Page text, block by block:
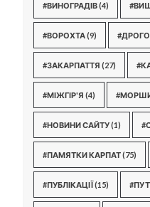
#ВИНОГРАДІВ(4)
#ВОРОХТА(9)
#ЗАКАРПАТТЯ (27)
#МІЖГІР'Я (4)
#НОВИНИ САЙТУ(1)
#ПАМЯТКИ КАРПАТ(75)
#ПУБЛІКАЦІЇ(15)